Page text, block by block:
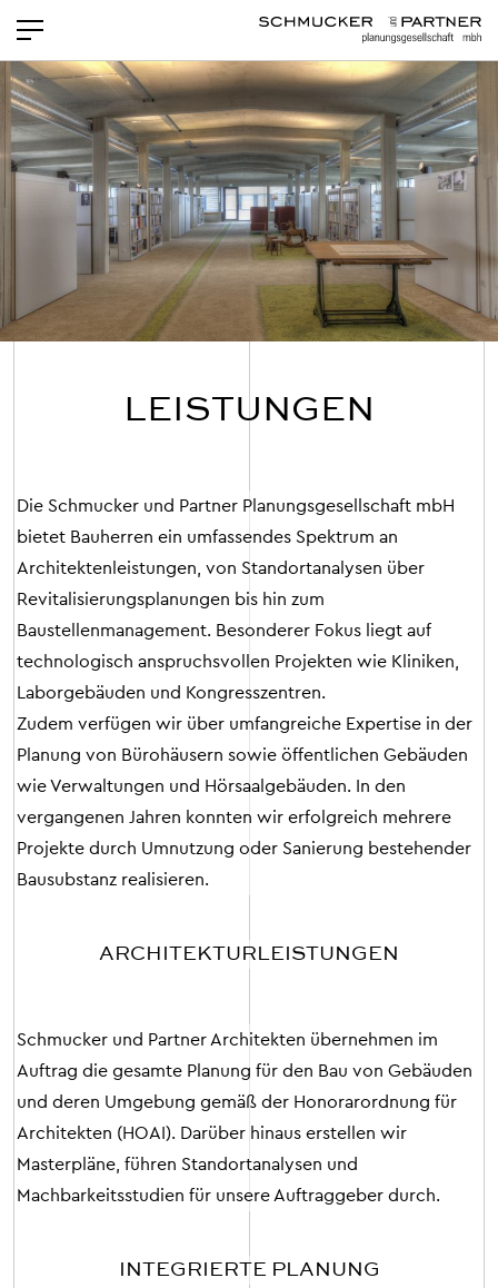
PROJEKTE
NEWS
LEISTUNGEN
TEAM
OFFENE STELLEN
LEISTUNGEN
Die Schmucker und Partner Planungsgesellschaft mbH
bietet Bauherren ein umfassendes Spektrum an
Architektenleistungen, von Standortanalysen über
Revitalisierungsplanungen bis hin zum
Baustellenmanagement. Besonderer Fokus liegt auf
technologisch anspruchsvollen Projekten wie Kliniken,
Laborgebäuden und Kongresszentren.
Zudem verfügen wir über umfangreiche Expertise in der
Planung von Bürohäusern sowie öffentlichen Gebäuden
wie Verwaltungen und Hörsaalgebäuden. In den
vergangenen Jahren konnten wir erfolgreich mehrere
Projekte durch Umnutzung oder Sanierung bestehender
Bausubstanz realisieren.
ARCHITEKTUR­LEISTUNGEN
Schmucker und PartnerArchitekten übernehmen im
Auftrag die gesamte Planung fürden Bau von Gebäuden
und deren Umgebung gemäßder Honorarordnung für
Architekten (HOAI). Darüber hinauserstellen wir
Masterpläne, führen Standortanalysen und
Machbarkeitsstudien für unsereAuftraggeberdurch.
INTEGRIERTE PLANUNG